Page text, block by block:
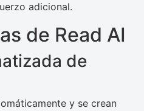
adicional.
de Read AI
de
y se crean